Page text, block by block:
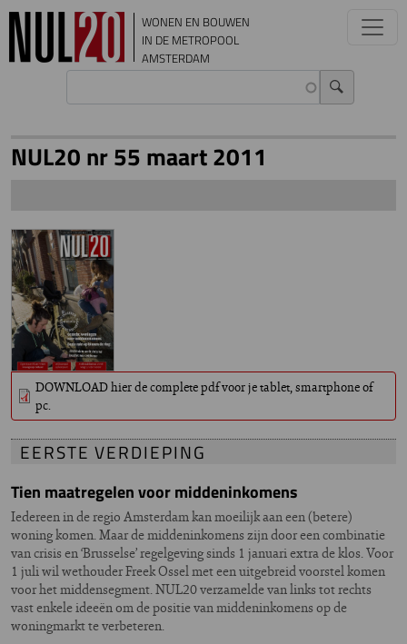
Overslaan en naar de inhoud gaan
WONEN EN BOUWEN
IN DE METROPOOL
AMSTERDAM
EERSTE VERDIEPING
Tien maatregelen voor middeninkomens
Iedereen in de regio Amsterdam kan moeilijk aan een (betere)
woning komen. Maar de middeninkomens zijn door een combinatie
van crisis en ‘Brusselse’ regelgeving sinds 1 januari extra de klos. Voor
1 juli wil wethouder Freek Ossel met een uitgebreid voorstel komen
voor het middensegment. NUL20 verzamelde van links tot rechts
vast enkele ideeën om de positie van middeninkomens op de
woningmarkt te verbeteren.
NUL20 nr 55 maart 2011
DOWNLOAD hier de complete pdf voor je tablet, smartphone of
pc.